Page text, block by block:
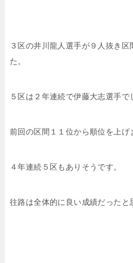
３区の井川龍人選手が９人抜き区
た。
５区は２年連続で伊藤大志選手で
前回の区間１１位から順位を上げ
４年連続５区もありそうです。
往路は全体的に良い成績だったと